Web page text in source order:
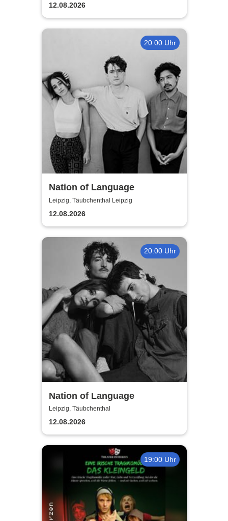
12.08.2026
20:00 Uhr
Nation of Language
Leipzig, Täubchenthal Leipzig
12.08.2026
20:00 Uhr
Nation of Language
Leipzig, Täubchenthal
12.08.2026
19:00 Uhr